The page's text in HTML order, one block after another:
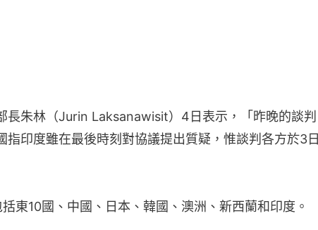
長朱林（Jurin Laksanawisit）4日表示，「昨晚的談判
指印度雖在最後時刻對協議提出質疑，惟談判各方於3日
東10國、中國、日本、韓國、澳洲、新西蘭和印度。